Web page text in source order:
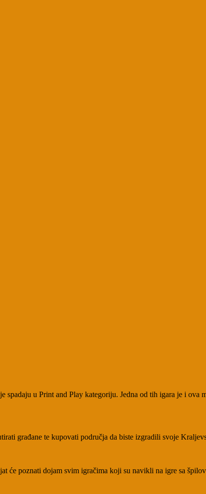
u Print and Play kategoriju. Jedna od tih igara je i ova
građane te kupovati područja da biste izgradili svoje
će poznati dojam svim igračima koji su navikli na igre sa